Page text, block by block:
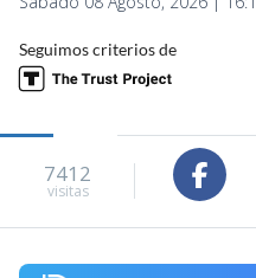
Seguimos criterios de
7412
visitas